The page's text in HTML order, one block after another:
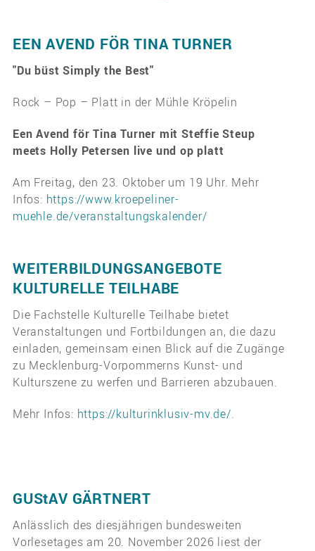
EEN AVEND FÖR TINA TURNER
"Du büst Simply the Best"
Rock – Pop – Platt in der Mühle Kröpelin
Een Avend för Tina Turner mit Steffie Steup
meets Holly Petersen live und op platt
Am Freitag, den 23. Oktober um 19 Uhr. Mehr
Infos: https://www.kroepeliner-
muehle.de/veranstaltungskalender/
WEITERBILDUNGSANGEBOTE
KULTURELLE TEILHABE
Die Fachstelle Kulturelle Teilhabe bietet
Veranstaltungen und Fortbildungen an, die dazu
einladen, gemeinsam einen Blick auf die Zugänge
zu Mecklenburg-Vorpommerns Kunst- und
Kulturszene zu werfen und Barrieren abzubauen.
Mehr Infos: https://kulturinklusiv-mv.de/.
GUStAV GÄRTNERT
Anlässlich des diesjährigen bundesweiten
Vorlesetages am 20. November 2026 liest der